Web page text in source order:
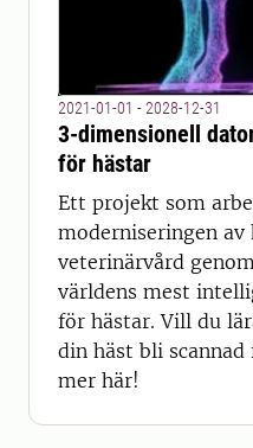
2021-01-01 - 2028-12-31
3-dimensionell
för hästar
Ett projekt som
moderniseringen av
veterinärvård
världens mest
för hästar. Vill du
din häst bli
mer här!